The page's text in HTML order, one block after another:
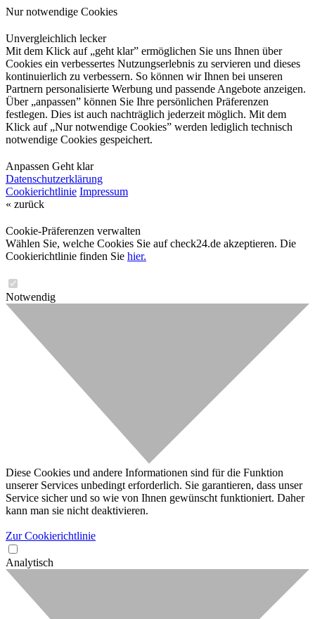
Nur notwendige Cookies
Unvergleichlich lecker
Mit dem Klick auf „geht klar” ermöglichen Sie uns Ihnen über
Cookies ein verbessertes Nutzungserlebnis zu servieren und dieses
kontinuierlich zu verbessern. So können wir Ihnen bei unseren
Partnern personalisierte Werbung und passende Angebote anzeigen.
Über „anpassen” können Sie Ihre persönlichen Präferenzen
festlegen. Dies ist auch nachträglich jederzeit möglich. Mit dem
Klick auf „Nur notwendige Cookies” werden lediglich technisch
notwendige Cookies gespeichert.
Anpassen Geht klar
Datenschutzerklärung
Cookierichtlinie Impressum
« zurück
Cookie-Präferenzen verwalten
Wählen Sie, welche Cookies Sie auf check24.de akzeptieren. Die
Cookierichtlinie finden Sie hier.
Notwendig
Diese Cookies und andere Informationen sind für die Funktion
unserer Services unbedingt erforderlich. Sie garantieren, dass unser
Service sicher und so wie von Ihnen gewünscht funktioniert. Daher
kann man sie nicht deaktivieren.
Zur Cookierichtlinie
Analytisch